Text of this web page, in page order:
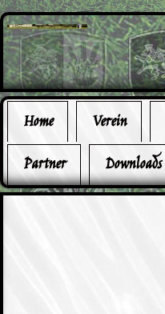
Home Verein
Partner
Downloads